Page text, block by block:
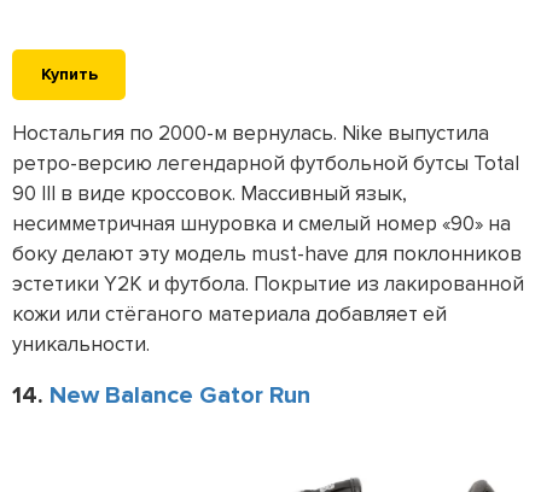
Купить
Ностальгия по 2000-м вернулась. Nike выпустила
ретро-версию легендарной футбольной бутсы Total
90 III в виде кроссовок. Массивный язык,
несимметричная шнуровка и смелый номер «90» на
боку делают эту модель must-have для поклонников
эстетики Y2K и футбола. Покрытие из лакированной
кожи или стёганого материала добавляет ей
уникальности.
14. New Balance Gator Run